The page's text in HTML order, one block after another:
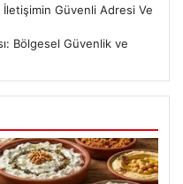
Güvenli Adresi Ve
Bölgesel Güvenlik ve